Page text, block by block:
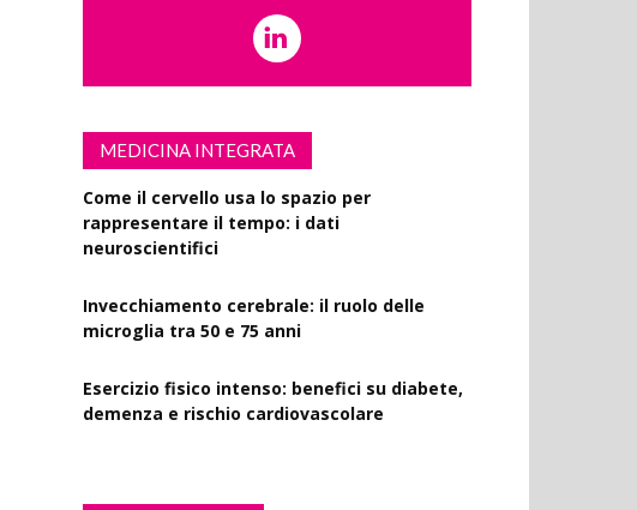
MEDICINA INTEGRATA
Come il cervello usa lo spazio per
rappresentare il tempo: i dati
neuroscientifici
Invecchiamento cerebrale: il ruolo delle
microglia tra 50 e 75 anni
Esercizio fisico intenso: benefici su diabete,
demenza e rischio cardiovascolare